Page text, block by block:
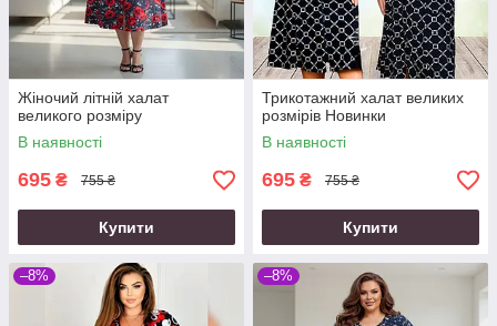
Жіночий літній халат
великого розміру
В наявності
695 ₴ 755 ₴
Купити
Трикотажний халат великих
розмірів Новинки
В наявності
695 ₴ 755 ₴
Купити
–8% –8%